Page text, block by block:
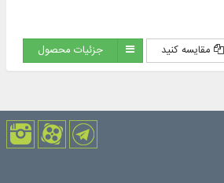
مقایسه کنید جزئیات محصول